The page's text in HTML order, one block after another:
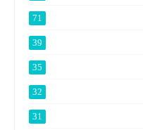
71
39
35
32
31